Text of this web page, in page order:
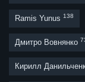
Ramis Yunus 138
Дмитро Вовнянко
Кирилл